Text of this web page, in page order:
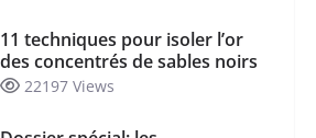
11 techniques pour isoler l’or
des concentrés de sables noirs
22197 Views